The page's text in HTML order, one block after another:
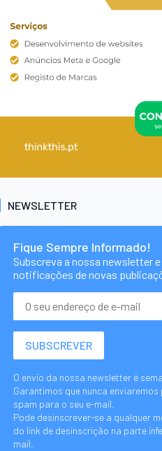
NEWSLETTER
Fique Sempre Informado!
Subscreva a nossa newsletter
notificações de novas
O envio da nossa newsletter é
Garantimos que nunca
spam para o seu e-mail.
Pode desinscrever-se a qualquer
do link de desinscrição na parte
mail.